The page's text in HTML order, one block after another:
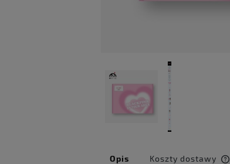
Opis Koszty dostawy